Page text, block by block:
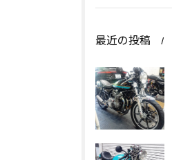
最近の投稿